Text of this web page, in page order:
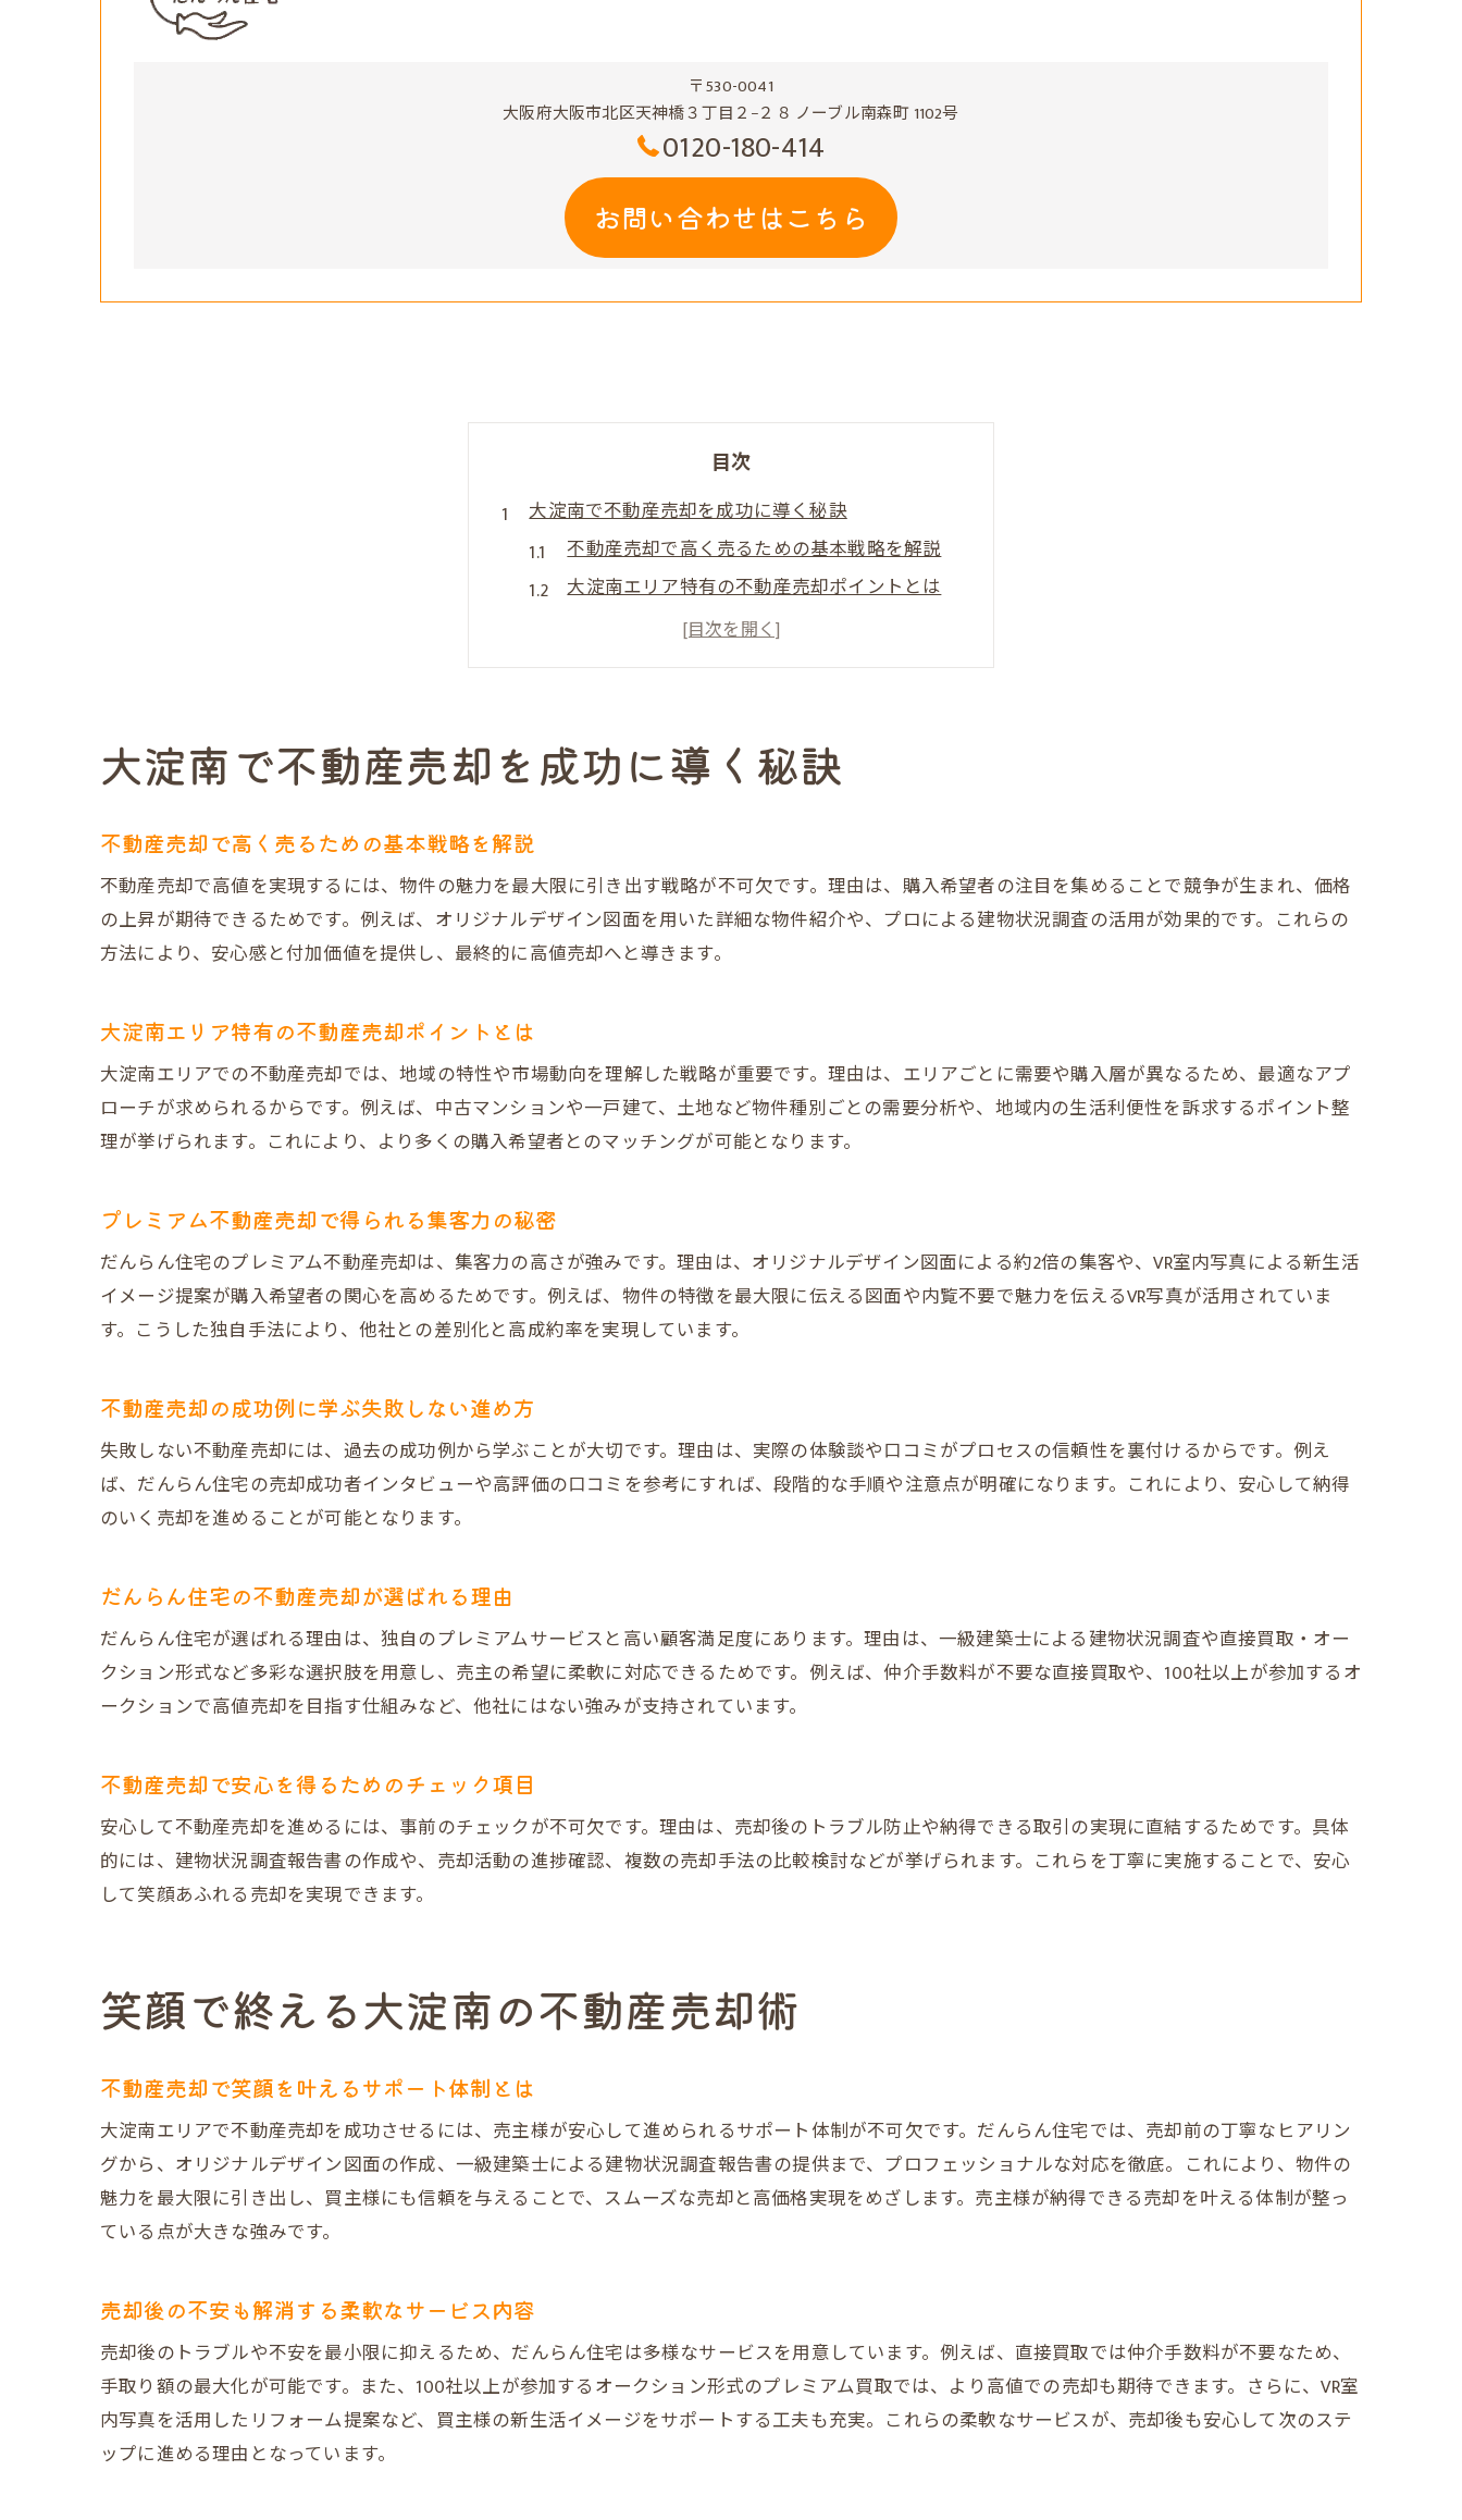
〒530-0041
大阪府大阪市北区天神橋３丁目２−２８ ノーブル南森町 1102号
0120-180-414
お問い合わせはこちら
目次
大淀南で不動産売却を成功に導く秘訣
不動産売却で高く売るための基本戦略を解説
大淀南エリア特有の不動産売却ポイントとは
プレミアム不動産売却で得られる集客力の秘密
不動産売却の成功例に学ぶ失敗しない進め方
不動産売却で安心を得るためのチェック項目
笑顔で終える大淀南の不動産売却術
だんらん住宅による実際の売却成功体験談
一級建築士による建物調査が安心を生む理由
高評価の口コミが語る不動産売却の満足度
高値売却を目指すなら大淀南の選び方
不動産売却で高値を実現する会社選びの基準
だんらん住宅のプレミアム仲介とは何が違うか
オリジナル図面活用で集客力を高める方法
地域密着の不動産売却で得られる信頼感
だんらん住宅で叶える安心の不動産売却
不動産売却で安心を得られるサポート内容
直接買取でスムーズな不動産売却が実現
プレミアム買取で高値売却へ挑戦する方法
集客力2倍を実現する独自システムの全貌
仲介手数料の有無が不動産売却に及ぼす影響
売却トラブルを防ぐためのポイントとは
売却時に確認すべき重要ポイント一覧
不動産売却時の情報公開が信頼につながる理由
不動産売却で集客力を高める具体的な方法
オリジナルデザイン図面の集客効果を検証
口コミ評価が集客に与える影響と活用法
納得できる大淀南不動産売却の進め方ガイド
不動産売却をスムーズに進めるための流れ
大淀南で不動産売却を成功に導く秘訣
不動産売却で高く売るための基本戦略を解説
不動産売却で高値を実現するには、物件の魅力を最大限に引き出す戦略が不可欠です。理由は、購入希望者の注目を集めることで競争が生まれ、価格
の上昇が期待できるためです。例えば、オリジナルデザイン図面を用いた詳細な物件紹介や、プロによる建物状況調査の活用が効果的です。これらの
方法により、安心感と付加価値を提供し、最終的に高値売却へと導きます。
大淀南エリア特有の不動産売却ポイントとは
大淀南エリアでの不動産売却では、地域の特性や市場動向を理解した戦略が重要です。理由は、エリアごとに需要や購入層が異なるため、最適なアプ
ローチが求められるからです。例えば、中古マンションや一戸建て、土地など物件種別ごとの需要分析や、地域内の生活利便性を訴求するポイント整
理が挙げられます。これにより、より多くの購入希望者とのマッチングが可能となります。
プレミアム不動産売却で得られる集客力の秘密
だんらん住宅のプレミアム不動産売却は、集客力の高さが強みです。理由は、オリジナルデザイン図面による約2倍の集客や、VR室内写真による新生活
イメージ提案が購入希望者の関心を高めるためです。例えば、物件の特徴を最大限に伝える図面や内覧不要で魅力を伝えるVR写真が活用されていま
す。こうした独自手法により、他社との差別化と高成約率を実現しています。
不動産売却の成功例に学ぶ失敗しない進め方
失敗しない不動産売却には、過去の成功例から学ぶことが大切です。理由は、実際の体験談や口コミがプロセスの信頼性を裏付けるからです。例え
ば、だんらん住宅の売却成功者インタビューや高評価の口コミを参考にすれば、段階的な手順や注意点が明確になります。これにより、安心して納得
のいく売却を進めることが可能となります。
だんらん住宅の不動産売却が選ばれる理由
だんらん住宅が選ばれる理由は、独自のプレミアムサービスと高い顧客満足度にあります。理由は、一級建築士による建物状況調査や直接買取・オー
クション形式など多彩な選択肢を用意し、売主の希望に柔軟に対応できるためです。例えば、仲介手数料が不要な直接買取や、100社以上が参加するオ
ークションで高値売却を目指す仕組みなど、他社にはない強みが支持されています。
不動産売却で安心を得るためのチェック項目
安心して不動産売却を進めるには、事前のチェックが不可欠です。理由は、売却後のトラブル防止や納得できる取引の実現に直結するためです。具体
的には、建物状況調査報告書の作成や、売却活動の進捗確認、複数の売却手法の比較検討などが挙げられます。これらを丁寧に実施することで、安心
して笑顔あふれる売却を実現できます。
笑顔で終える大淀南の不動産売却術
不動産売却で笑顔を叶えるサポート体制とは
大淀南エリアで不動産売却を成功させるには、売主様が安心して進められるサポート体制が不可欠です。だんらん住宅では、売却前の丁寧なヒアリン
グから、オリジナルデザイン図面の作成、一級建築士による建物状況調査報告書の提供まで、プロフェッショナルな対応を徹底。これにより、物件の
魅力を最大限に引き出し、買主様にも信頼を与えることで、スムーズな売却と高価格実現をめざします。売主様が納得できる売却を叶える体制が整っ
ている点が大きな強みです。
売却後の不安も解消する柔軟なサービス内容
売却後のトラブルや不安を最小限に抑えるため、だんらん住宅は多様なサービスを用意しています。例えば、直接買取では仲介手数料が不要なため、
手取り額の最大化が可能です。また、100社以上が参加するオークション形式のプレミアム買取では、より高値での売却も期待できます。さらに、VR室
内写真を活用したリフォーム提案など、買主様の新生活イメージをサポートする工夫も充実。これらの柔軟なサービスが、売却後も安心して次のステ
ップに進める理由となっています。